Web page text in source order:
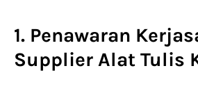
1. Penawaran
Supplier Alat Tulis